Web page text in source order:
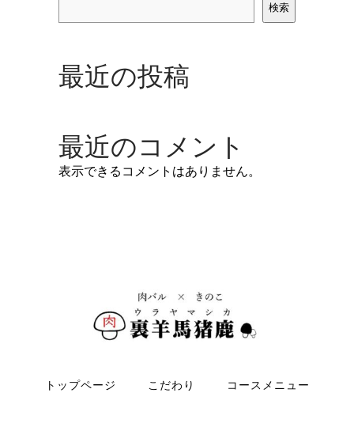
検索
最近の投稿
最近のコメント
表示できるコメントはありません。
トップページ こだわり コースメニュー